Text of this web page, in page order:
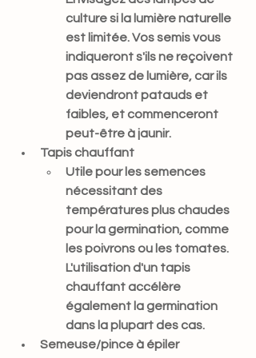
culture si la lumière naturelle
est limitée. Vos semis vous
indiqueront s'ils ne reçoivent
pas assez de lumière, car ils
deviendront patauds et
faibles, et commenceront
peut-être à jaunir.
Tapis chauffant
Utile pour les semences
nécessitant des
températures plus chaudes
pour la germination, comme
les poivrons ou les tomates.
L'utilisation d'un tapis
chauffant accélère
également la germination
dans la plupart des cas.
Semeuse/pince à épiler